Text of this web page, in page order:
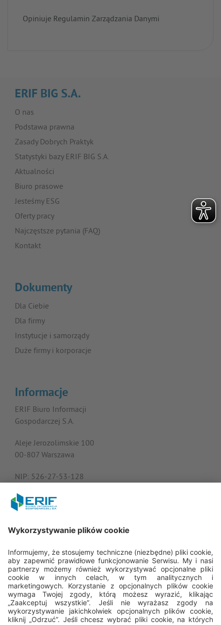
Opiniuje Regulamin Zarządzania Danymi
ERIF BIG S.A.
O nas
Podstawa prawna
Zasady Dobrych Praktyk
Statystyki bazy ERIF BIG S.A.
Aktualności
Biuro prasowe
Jesteśmy ESG
Oferty pracy
Najczęstsze pytania (FAQ)
Kontakt
Dokumenty
Dla Ciebie
Dla firmy
Instytucje i samorządy
Duże firmy i korporacje
Informacje
ERIF Biuro Informacji
Gospodarczej S.A.
Aleje Jerozolimskie 100
00-807 Warszawa
NIP: 526-27-53-128
REGON: 015613573
22 594 25 15
Pn - Pt: 8.00 - 16.00